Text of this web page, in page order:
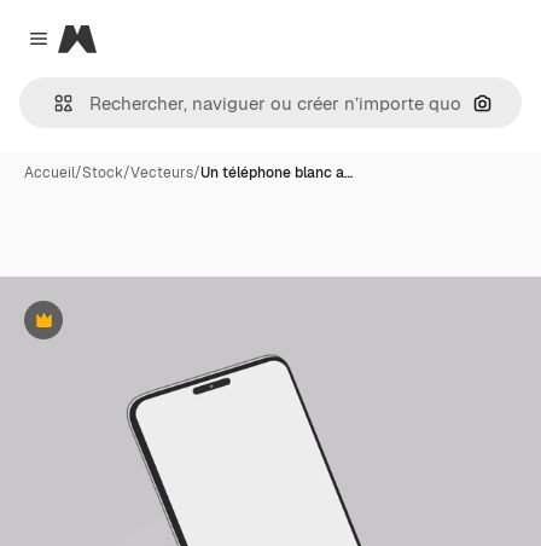
Close menu
Magnific
Accueil/Stock/Vecteurs/Un téléphone blanc a…
Premium